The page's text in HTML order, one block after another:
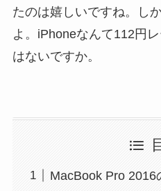
たのは嬉しいですね。し
よ。iPhoneなんて112円
はないですか。
MacBook Pro 2016